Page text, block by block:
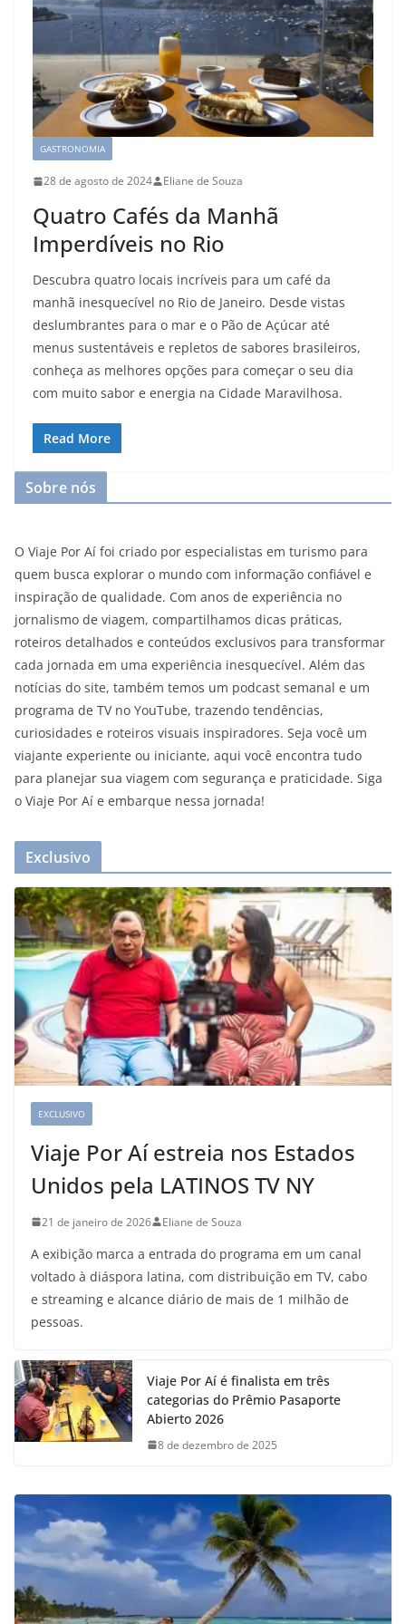
GASTRONOMIA
28 de agosto de 2024 Eliane de Souza
Quatro Cafés da Manhã
Imperdíveis no Rio
Descubra quatro locais incríveis para um café da
manhã inesquecível no Rio de Janeiro. Desde vistas
deslumbrantes para o mar e o Pão de Açúcar até
menus sustentáveis e repletos de sabores brasileiros,
conheça as melhores opções para começar o seu dia
com muito sabor e energia na Cidade Maravilhosa.
Read More
Sobre nós
O Viaje Por Aí foi criado por especialistas em turismo para
quem busca explorar o mundo com informação confiável e
inspiração de qualidade. Com anos de experiência no
jornalismo de viagem, compartilhamos dicas práticas,
roteiros detalhados e conteúdos exclusivos para transformar
cada jornada em uma experiência inesquecível. Além das
notícias do site, também temos um podcast semanal e um
programa de TV no YouTube, trazendo tendências,
curiosidades e roteiros visuais inspiradores. Seja você um
viajante experiente ou iniciante, aqui você encontra tudo
para planejar sua viagem com segurança e praticidade. Siga
o Viaje Por Aí e embarque nessa jornada!
Exclusivo
EXCLUSIVO
Viaje Por Aí estreia nos Estados
Unidos pela LATINOS TV NY
21 de janeiro de 2026 Eliane de Souza
A exibição marca a entrada do programa em um canal
voltado à diáspora latina, com distribuição em TV, cabo
e streaming e alcance diário de mais de 1 milhão de
pessoas.
Viaje Por Aí é finalista em três
categorias do Prêmio Pasaporte
Abierto 2026
8 de dezembro de 2025